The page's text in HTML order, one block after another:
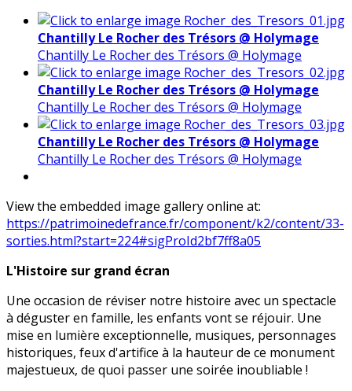
Chantilly Le Rocher des Trésors @ Holymage
Chantilly Le Rocher des Trésors @ Holymage
Chantilly Le Rocher des Trésors @ Holymage
Chantilly Le Rocher des Trésors @ Holymage
Chantilly Le Rocher des Trésors @ Holymage
Chantilly Le Rocher des Trésors @ Holymage
View the embedded image gallery online at:
https://patrimoinedefrance.fr/component/k2/content/33-
sorties.html?start=224#sigProId2bf7ff8a05
L'Histoire sur grand écran
Une occasion de réviser notre histoire avec un spectacle
à déguster en famille, les enfants vont se réjouir. Une
mise en lumière exceptionnelle, musiques, personnages
historiques, feux d'artifice à la hauteur de ce monument
majestueux, de quoi passer une soirée inoubliable !